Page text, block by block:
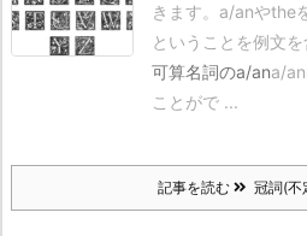
きます。 a/anやthe
ということを例文を
可算名詞のa/ana/
ことがで ...
記事を読む 冠詞(不